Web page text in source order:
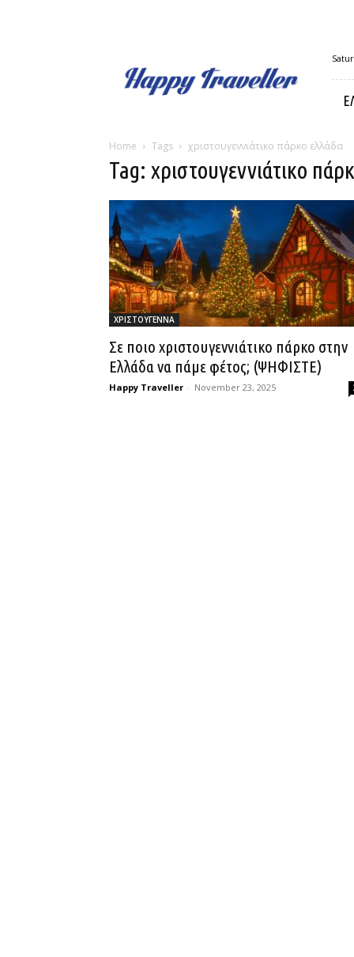
Traveller
Home Tags χριστουγεννιάτικο πάρκο ελλάδα
Tag: χριστουγεννιάτικο
ΧΡΙΣΤΟΥΓΕΝΝΑ
Σε ποιο χριστουγεννιάτικο πάρκο στην
Ελλάδα να πάμε φέτος; (ΨΗΦΙΣΤΕ)
Happy Traveller - November 23, 2025